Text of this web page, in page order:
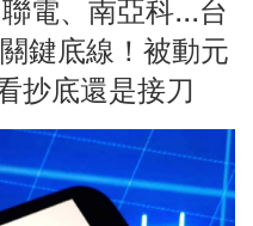
電、南亞科...台
鍵底線！被動元
抄底還是接刀